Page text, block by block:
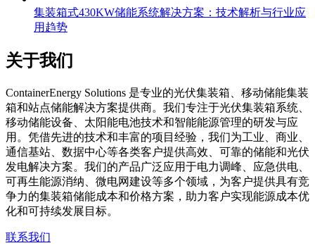
集装箱式430KW储能系统解决方案：技术解析与行业应
用趋势
关于我们
ContainerEnergy Solutions 是专业的光伏集装箱、移动储能集装
箱和站点储能解决方案提供商。我们专注于光伏集装箱系统、
移动储能设备、太阳能电池技术和智能能源管理的研发与应
用。凭借先进的技术和丰富的项目经验，我们为工业、商业、
通信基站、数据中心等各类客户提供高效、可靠的储能和光伏
发电解决方案。我们的产品广泛应用于电力调峰、应急供电、
可再生能源消纳、微电网建设等多个领域，为客户提供具有竞
争力的集装箱储能成本和价格方案，助力客户实现能源成本优
化和可持续发展目标。
联系我们